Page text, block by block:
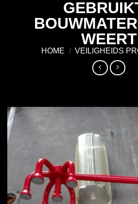
WEERT
HOME / VEILIGHEIDS